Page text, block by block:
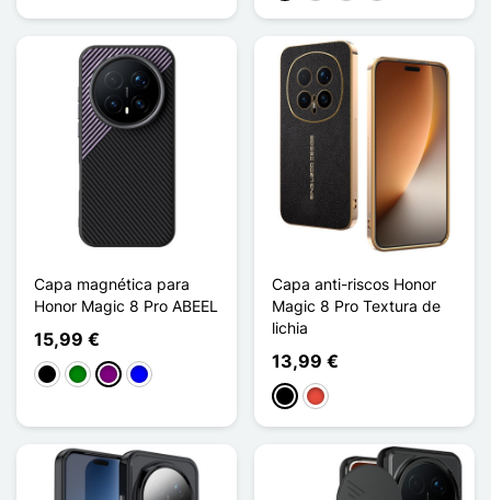
Capa magnética para
Honor Magic 8 Pro ABEEL
15,99 €
PretoVerdePúrpura
Azul
Capa anti-riscos Honor
Magic 8 Pro Textura de
lichia
13,99 €
PretoVermelho